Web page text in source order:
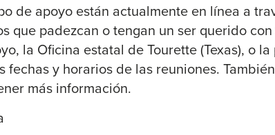
de apoyo están actualmente en línea a
que padezcan o tengan un ser querido
la Oficina estatal de Tourette (Texas), o
fechas y horarios de las reuniones.
más información.